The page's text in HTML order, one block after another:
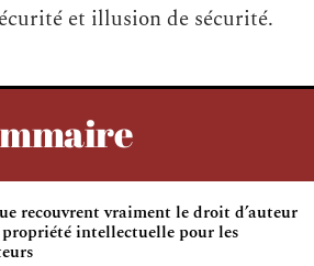
et illusion de sécurité.
recouvrent vraiment le droit d’auteur
intellectuelle pour les